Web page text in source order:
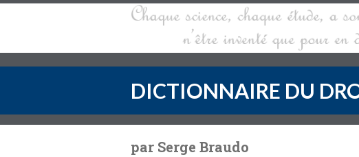
DICTIONNAIRE DU
par Serge Braudo